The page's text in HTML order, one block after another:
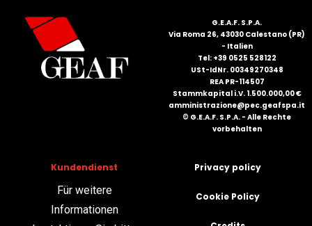
DEUTSCH
G.E.A.F. S.P.A.
Via Roma 26, 43030 Calestano (PR)
- Italien
Tel: +39 0525 528122
USt-IdNr. 00349270348
REA PR-114507
Stammkapital i.V. 1.500.000,00 €
amministrazione@pec.geafspa.it
© G.E.A.F. S.P.A. - Alle Rechte
vorbehalten
Kundendienst
Für weitere
Informationen
Privacy policy
Cookie Policy